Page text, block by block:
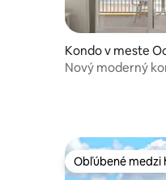
Kondo v meste
Nový moderný
Obľúbené medzi
Obľúbené medzi